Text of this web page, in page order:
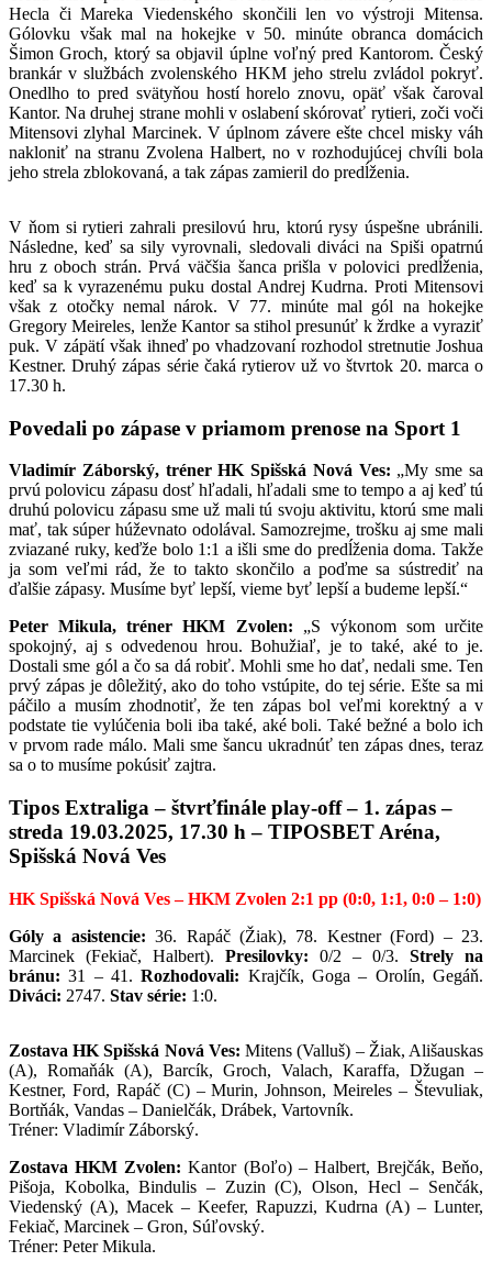
Hecla či Mareka Viedenského skončili len vo výstroji Mitensa.
Gólovku však mal na hokejke v 50. minúte obranca domácich
Šimon Groch, ktorý sa objavil úplne voľný pred Kantorom. Český
brankár v službách zvolenského HKM jeho strelu zvládol pokryť.
Onedlho to pred svätyňou hostí horelo znovu, opäť však čaroval
Kantor. Na druhej strane mohli v oslabení skórovať rytieri, zoči voči
Mitensovi zlyhal Marcinek. V úplnom závere ešte chcel misky váh
nakloniť na stranu Zvolena Halbert, no v rozhodujúcej chvíli bola
jeho strela zblokovaná, a tak zápas zamieril do predĺženia.
V ňom si rytieri zahrali presilovú hru, ktorú rysy úspešne ubránili.
Následne, keď sa sily vyrovnali, sledovali diváci na Spiši opatrnú
hru z oboch strán. Prvá väčšia šanca prišla v polovici predĺženia,
keď sa k vyrazenému puku dostal Andrej Kudrna. Proti Mitensovi
však z otočky nemal nárok. V 77. minúte mal gól na hokejke
Gregory Meireles, lenže Kantor sa stihol presunúť k žrdke a vyraziť
puk. V zápätí však ihneď po vhadzovaní rozhodol stretnutie Joshua
Kestner. Druhý zápas série čaká rytierov už vo štvrtok 20. marca o
17.30 h.
Povedali po zápase v priamom prenose na Sport 1
Vladimír Záborský, tréner HK Spišská Nová Ves: „My sme sa
prvú polovicu zápasu dosť hľadali, hľadali sme to tempo a aj keď tú
druhú polovicu zápasu sme už mali tú svoju aktivitu, ktorú sme mali
mať, tak súper húževnato odolával. Samozrejme, trošku aj sme mali
zviazané ruky, keďže bolo 1:1 a išli sme do predĺženia doma. Takže
ja som veľmi rád, že to takto skončilo a poďme sa sústrediť na
ďalšie zápasy. Musíme byť lepší, vieme byť lepší a budeme lepší.“
Peter Mikula, tréner HKM Zvolen: „S výkonom som určite
spokojný, aj s odvedenou hrou. Bohužiaľ, je to také, aké to je.
Dostali sme gól a čo sa dá robiť. Mohli sme ho dať, nedali sme. Ten
prvý zápas je dôležitý, ako do toho vstúpite, do tej série. Ešte sa mi
páčilo a musím zhodnotiť, že ten zápas bol veľmi korektný a v
podstate tie vylúčenia boli iba také, aké boli. Také bežné a bolo ich
v prvom rade málo. Mali sme šancu ukradnúť ten zápas dnes, teraz
sa o to musíme pokúsiť zajtra.
Tipos Extraliga – štvrťfinále play-off – 1. zápas –
streda 19.03.2025, 17.30 h – TIPOSBET Aréna,
Spišská Nová Ves
HK Spišská Nová Ves – HKM Zvolen 2:1 pp (0:0, 1:1, 0:0 – 1:0)
Góly a asistencie: 36. Rapáč (Žiak), 78. Kestner (Ford) – 23.
Marcinek (Fekiač, Halbert). Presilovky: 0/2 – 0/3. Strely na
bránu: 31 – 41.Rozhodovali: Krajčík, Goga – Orolín, Gegáň.
Diváci: 2747. Stav série: 1:0.
Zostava HK Spišská Nová Ves:Mitens (Valluš) – Žiak, Ališauskas
(A), Romaňák (A), Barcík, Groch, Valach, Karaffa, Džugan –
Kestner, Ford, Rapáč (C) – Murin, Johnson, Meireles – Števuliak,
Bortňák, Vandas – Danielčák, Drábek, Vartovník.
Tréner: Vladimír Záborský.
Zostava HKM Zvolen: Kantor (Boľo) – Halbert, Brejčák, Beňo,
Pišoja, Kobolka, Bindulis – Zuzin (C), Olson, Hecl – Senčák,
Viedenský (A), Macek – Keefer, Rapuzzi, Kudrna (A) – Lunter,
Fekiač, Marcinek – Gron, Súľovský.
Tréner: Peter Mikula.